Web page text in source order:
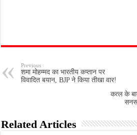
Previous
शमा मोहम्मद का भारतीय कप्तान पर
विवादित बयान, BJP ने किया तीखा वार!
कत्ल के
Related Articles